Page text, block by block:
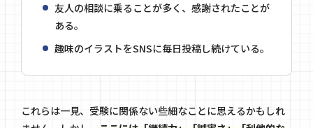
友人の相談に乗ることが多く、感謝されたことが
ある。
趣味のイラストをSNSに毎日投稿し続けている。
これらは一見、受験に関係ない些細なことに思えるかもしれ